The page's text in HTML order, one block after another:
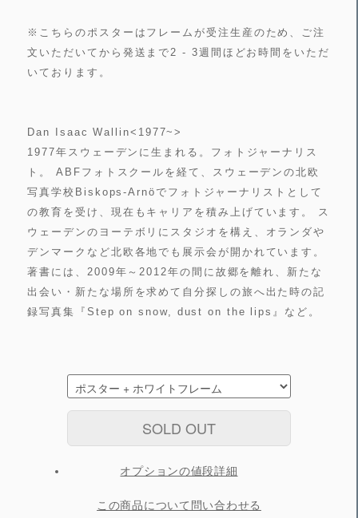
※こちらのポスターはフレームが受注生産のため、ご注
文いただいてから発送まで2 - 3週間ほどお時間をいただ
いております。
Dan Isaac Wallin<1977~>
1977年スウェーデンに生まれる。フォトジャーナリス
ト。 ABFフォトスクールを経て、スウェーデンの北欧
写真学校Biskops-Arnöでフォトジャーナリストとして
の教育を受け、現在もキャリアを積み上げています。 ス
ウェーデンのヨーテボリにスタジオを構え、オランダや
デンマークなど北欧各地でも展示会が開かれています。
著書には、2009年～2012年の間に故郷を離れ、新たな
出会い・新たな場所を求めて自分探しの旅へ出た時の記
録写真集『Step on snow, dust on the lips』など。
SOLD OUT
オプションの値段詳細
この商品について問い合わせる